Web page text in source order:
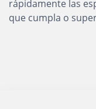
rápidamente las
que cumpla o